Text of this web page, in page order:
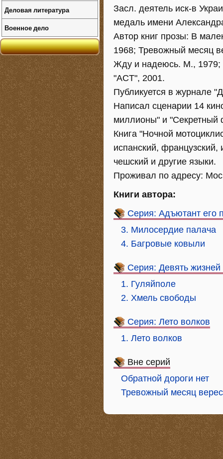
Засл. деятель иск-в
медаль имени
Автор книг прозы: В
1968; Тревожный месяц
Жду и надеюсь. М., 1979;
"ACT", 2001.
Публикуется в журнале
Написал сценарии 14
миллионы" и "Секретный
Книга "Ночной
испанский, французский,
чешский и другие языки.
Проживал по адресу:
Книги автора:
Серия: Адъютант его
3. Милосердие палача
4. Багровые ковыли
Серия: Девять
1. Гуляйполе
2. Хмель свободы
Серия: Лето волков
1. Лето волков
Вне серий
Обратной дороги нет
Тревожный месяц
Деловая литература
Военное дело